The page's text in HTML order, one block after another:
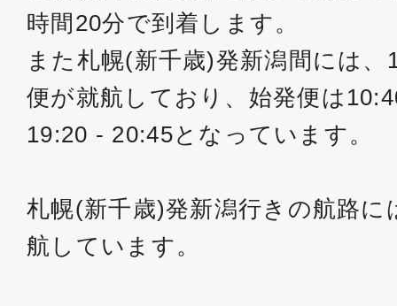
時間20分で到着します。
また札幌(新千歳)発新潟間には
便が就航しており、始発便は
19:20 - 20:45となっています。
札幌(新千歳)発新潟行きの航路に
航しています。